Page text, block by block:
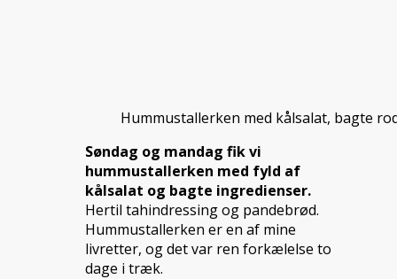
Hummustallerken med kålsalat, bagte
Søndag og mandag fik vi
hummustallerken med fyld af
kålsalat og bagte ingredienser.
Hertil tahindressing og pandebrød.
Hummustallerken er en af mine
livretter, og det var ren forkælelse to
dage i træk.